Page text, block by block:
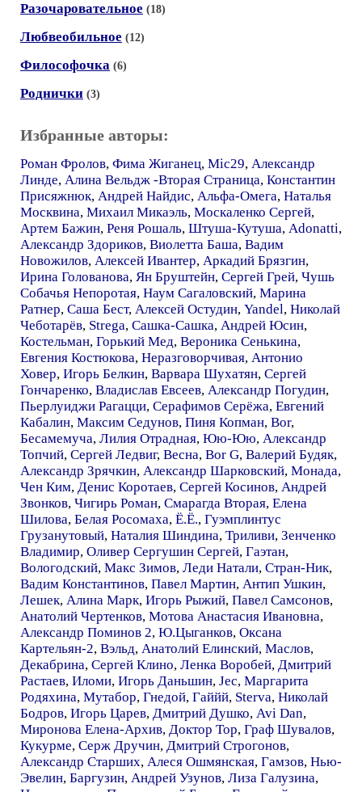
Разочаровательное (18)
Любвеобильное (12)
Философочка (6)
Роднички (3)
Избранные авторы:
Роман Фролов, Фима Жиганец, Mic29, Александр
Линде, Алина Вельдж -Вторая Страница, Константин
Присяжнюк, Андрей Найдис, Альфа-Омега, Наталья
Москвина, Михаил Микаэль, Москаленко Сергей,
Артем Бажин, Реня Рошаль, Штуша-Кутуша, Adonatti,
Александр Здориков, Виолетта Баша, Вадим
Новожилов, Алексей Ивантер, Аркадий Брязгин,
Ирина Голованова, Ян Бруштейн, Сергей Грей, Чушь
Собачья Непоротая, Наум Сагаловский, Марина
Ратнер, Саша Бест, Алексей Остудин, Yandel, Николай
Чеботарёв, Strega, Сашка-Сашка, Андрей Юсин,
Костельман, Горький Мед, Вероника Сенькина,
Евгения Костюкова, Неразговорчивая, Антонио
Ховер, Игорь Белкин, Варвара Шухатян, Сергей
Гончаренко, Владислав Евсеев, Александр Погудин,
Пьерлуиджи Рагацци, Серафимов Серёжа, Евгений
Кабалин, Максим Седунов, Пиня Копман, Bor,
Бесамемуча, Лилия Отрадная, Юю-Юю, Александр
Топчий, Сергей Ледвиг, Весна, Bor G, Валерий Будяк,
Александр Зрячкин, Александр Шарковский, Монада,
Чен Ким, Денис Коротаев, Сергей Косинов, Андрей
Звонков, Чигирь Роман, Смарагда Вторая, Елена
Шилова, Белая Росомаха, Ё.Ё., Гуэмплинтус
Грузанутовый, Наталия Шиндина, Триливи, Зенченко
Владимир, Оливер Сергушин Сергей, Гаэтан,
Вологодский, Макс Зимов, Леди Натали, Стран-Ник,
Вадим Константинов, Павел Мартин, Антип Ушкин,
Лешек, Алина Марк, Игорь Рыжий, Павел Самсонов,
Анатолий Чертенков, Мотова Анастасия Ивановна,
Александр Поминов 2, Ю.Цыганков, Оксана
Картельян-2, Вэльд, Анатолий Елинский, Маслов,
Декабрина, Сергей Клино, Ленка Воробей, Дмитрий
Растаев, Иломи, Игорь Даньшин, Jec, Маргарита
Родяхина, Мутабор, Гнедой, Гаййй, Sterva, Николай
Бодров, Игорь Царев, Дмитрий Душко, Avi Dan,
Миронова Елена-Архив, Доктор Тор, Граф Шувалов,
Кукурме, Серж Дручин, Дмитрий Строгонов,
Александр Старших, Алеся Ошмянская, Гамзов, Нью-
Эвелин, Баргузин, Андрей Узунов, Лиза Галузина,